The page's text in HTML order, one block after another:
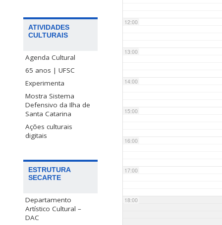
ATIVIDADES
CULTURAIS
Agenda Cultural
65 anos | UFSC
Experimenta
Mostra Sistema
Defensivo da Ilha de
Santa Catarina
Ações culturais
digitais
ESTRUTURA
SECARTE
Departamento
Artístico Cultural –
DAC
12:00
13:00
14:00
15:00
16:00
17:00
18:00